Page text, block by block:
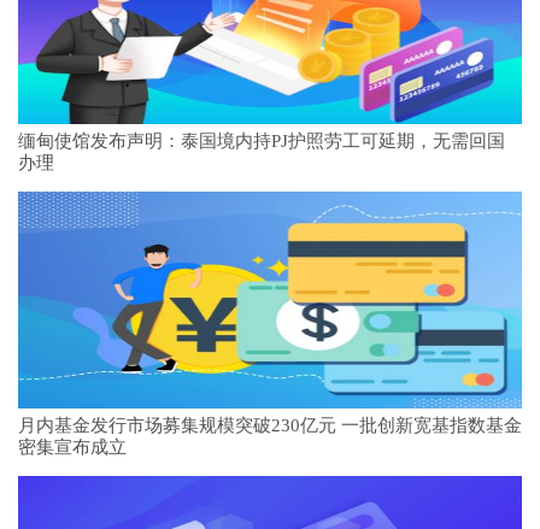
缅甸使馆发布声明：泰国境内持PJ护照劳工可延期，无需回国
办理
月内基金发行市场募集规模突破230亿元 一批创新宽基指数基金
密集宣布成立